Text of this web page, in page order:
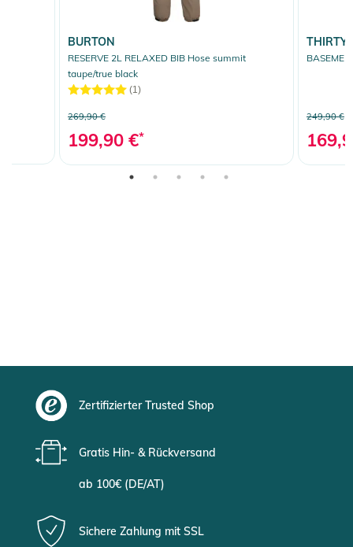
BURTON
RESERVE 2L RELAXED BIB Hose summit
taupe/true black
(1)
269,90 €
199,90 €*
249,90 €
Zertifizierter Trusted Shop
Gratis Hin- & Rückversand
ab 100€ (DE/AT)
Sichere Zahlung mit SSL